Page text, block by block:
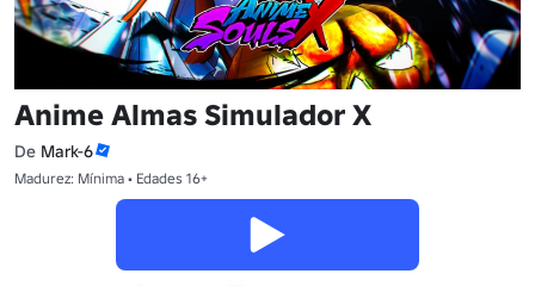
Anime Almas Simulador X
De Mark-6
Madurez: Mínima • Edades 16+